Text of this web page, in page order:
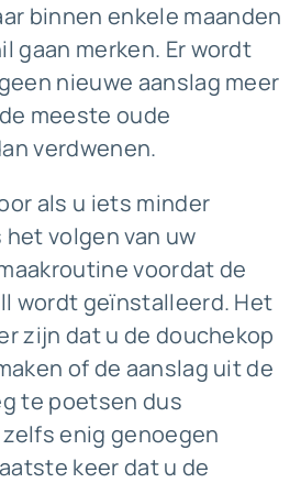
binnen enkele maanden
gaan merken. Er wordt
nieuwe aanslag meer
meeste oude
verdwenen.
als u iets minder
volgen van uw
voordat de
wordt geïnstalleerd. Het
zijn dat u de douchekop
of de aanslag uit de
te poetsen dus
enig genoegen
keer dat u de